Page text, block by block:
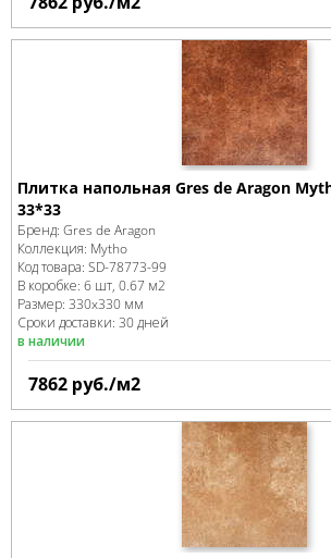
Плитка напольная Gres de Aragon
33*33
Бренд: Gres de Aragon
Коллекция: Mytho
Код товара: SD-78773-99
В коробке: 6 шт, 0.67 м2
Размер: 330x330 мм
Сроки доставки: 30 дней
в наличии
7862 руб./м2